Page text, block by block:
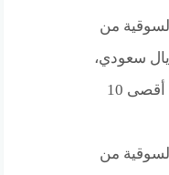
من
100 ألف ريال سعودي،
تكون حدود التغطية بحد أقصى 10
من